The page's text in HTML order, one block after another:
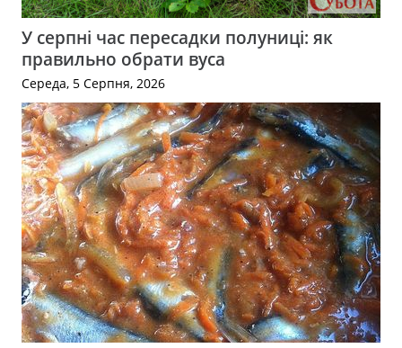
У серпні час пересадки полуниці: як
правильно обрати вуса
Середа, 5 Серпня, 2026